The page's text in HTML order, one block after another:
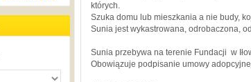
których.
Szuka domu lub mieszkania a nie budy,
Sunia jest wykastrowana, odrobaczona,
Sunia przebywa na terenie Fundacji w
Obowiązuje podpisanie umowy